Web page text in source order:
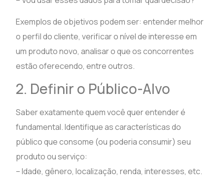
Exemplos de objetivos podem ser: entender melhor
o perfil do cliente, verificar o nível de interesse em
um produto novo, analisar o que os concorrentes
estão oferecendo, entre outros.
2. Definir o Público-Alvo
Saber exatamente quem você quer entender é
fundamental. Identifique as características do
público que consome (ou poderia consumir) seu
produto ou serviço:
– Idade, gênero, localização, renda, interesses, etc.